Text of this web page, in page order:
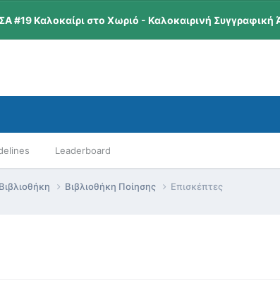
ΣΑ #19 Καλοκαίρι στο Χωριό - Καλοκαιρινή
Leaderboard
Βιβλιοθήκη Βιβλιοθήκη Ποίησης Επισκέπτες